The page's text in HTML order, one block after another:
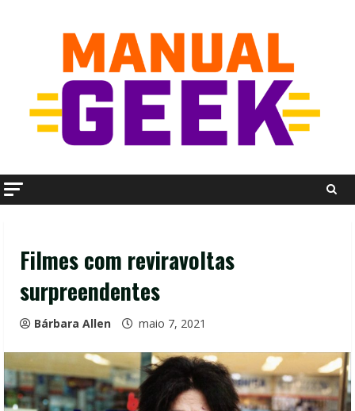
Filmes com reviravoltas
surpreendentes
Bárbara Allen maio 7, 2021